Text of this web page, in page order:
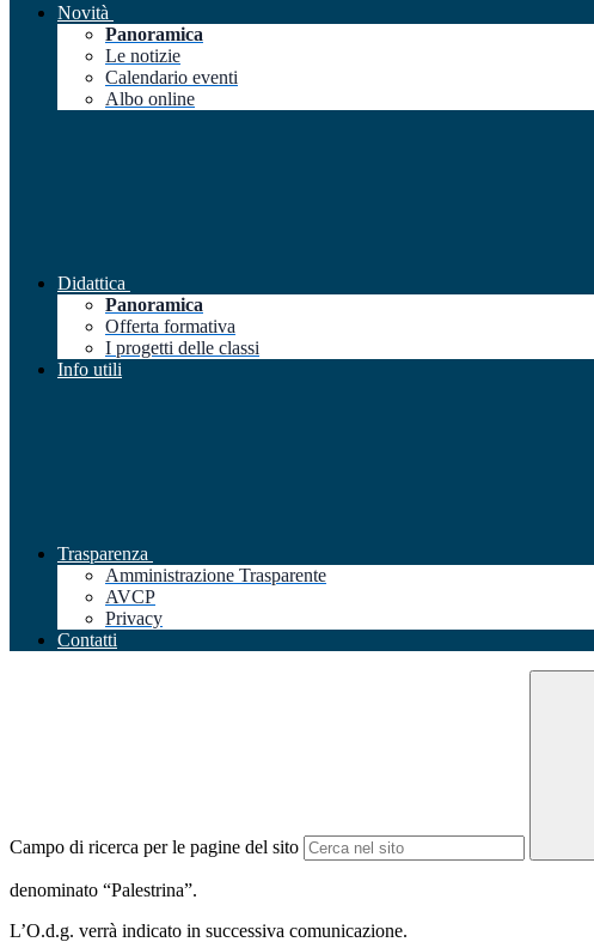
Novità
Panoramica
Le notizie
Calendario eventi
Albo online
Didattica
Panoramica
Offerta formativa
I progetti delle classi
Info utili
Trasparenza
Amministrazione Trasparente
AVCP
Privacy
Contatti
Campo di ricerca per le pagine del sito
denominato “Palestrina”.
L’O.d.g. verrà indicato in successiva comunicazione.